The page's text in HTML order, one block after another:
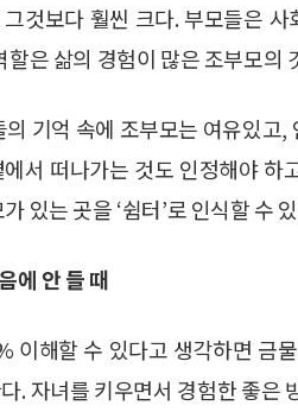
것보다 훨씬 크다. 부모들은
은 삶의 경험이 많은 조부모의
기억 속에 조부모는 여유있고
서 떠나가는 것도 인정해야
있는 곳을 ‘쉼터’로 인식할 수
에 안 들 때
이해할 수 있다고 생각하면 금
. 자녀를 키우면서 경험한 좋은